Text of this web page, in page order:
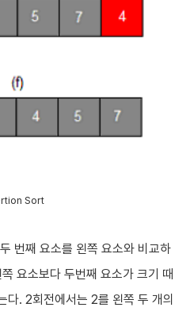
Sort
번째 요소를 왼쪽 요소와 비교하
요소보다 두번째 요소가 크기 때
다. 2회전에서는 2를 왼쪽 두 개의